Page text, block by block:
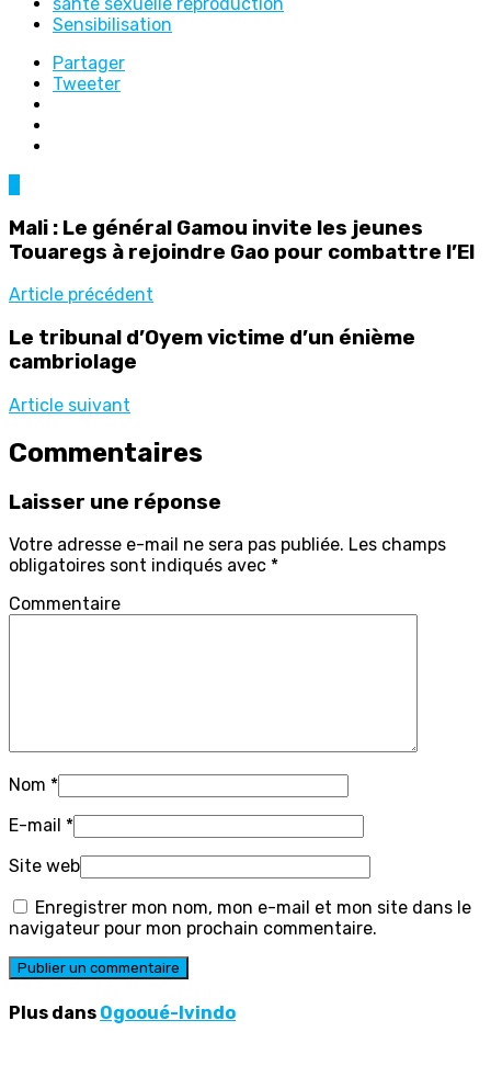
Sensibilisation
Partager
Tweeter
Mali : Le général Gamou invite les jeunes
Touaregs à rejoindre Gao pour combattre l’EI
Article précédent
Le tribunal d’Oyem victime d’un énième
cambriolage
Article suivant
Commentaires
Laisser une réponse
Votre adresse e-mail ne sera pas publiée. Les champs
obligatoires sont indiqués avec *
Commentaire
Nom *
E-mail *
Site web
Enregistrer mon nom, mon e-mail et mon site dans le
navigateur pour mon prochain commentaire.
Plus dans Ogooué-Ivindo